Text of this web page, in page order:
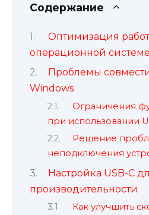
Содержание
Оптимизация
операционной
Проблемы
Windows
Ограничения
при использовании
Решение
неподключения
Настройка USB-C
производительности
Как улучшить